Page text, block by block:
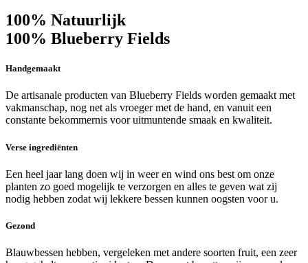
100% Natuurlijk
100% Blueberry Fields
Handgemaakt
De artisanale producten van Blueberry Fields worden gemaakt met
vakmanschap, nog net als vroeger met de hand, en vanuit een
constante bekommernis voor uitmuntende smaak en kwaliteit.
Verse ingrediënten
Een heel jaar lang doen wij in weer en wind ons best om onze
planten zo goed mogelijk te verzorgen en alles te geven wat zij
nodig hebben zodat wij lekkere bessen kunnen oogsten voor u.
Gezond
Blauwbessen hebben, vergeleken met andere soorten fruit, een zeer